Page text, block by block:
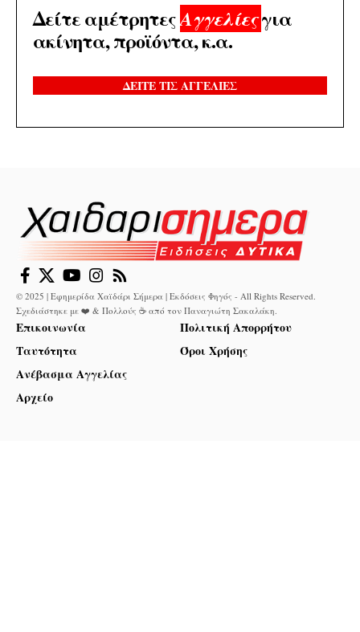
Δείτε αμέτρητεςΑγγελίεςγια
ακίνητα, προϊόντα, κ.α.
ΔΕΙΤΕ ΤΙΣ ΑΓΓΕΛΙΕΣ
© 2025 | Εφημερίδα Χαϊδάρι Σήμερα | Εκδόσεις Φηγός - All Rights Reserved.
Σχεδιάστηκε με ❤️ & Πολλούς ☕ από τον Παναγιώτη Σακαλάκη
Επικοινωνία
Ταυτότητα
Ανέβασμα Αγγελίας
Αρχείο
Πολιτική Απορρήτου
Όροι Χρήσης